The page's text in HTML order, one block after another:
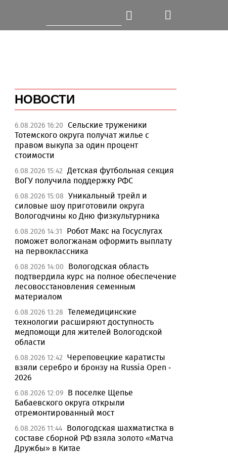
НОВОСТИ
6.08.2026 16:20 Сельские труженики
Тотемского округа получат жилье с
правом выкупа за один процент
стоимости
6.08.2026 15:42 Детская футбольная секция
ВоГУ получила поддержку РФС
6.08.2026 15:08 Уникальный трейл и
силовые шоу приготовили округа
Вологодчины ко Дню физкультурника
6.08.2026 14:31
Робот Макс на Госуслугах
поможет вологжанам оформить выплату
на первоклассника
6.08.2026 14:00
Вологодская область
подтвердила курс на полное обеспечение
лесовосстановления семенным
материалом
6.08.2026 13:28 Телемедицинские
технологии расширяют доступность
медпомощи для жителей Вологодской
области
6.08.2026 12:42 Череповецкие каратисты
взяли серебро и бронзу на Russia Open -
2026
6.08.2026 12:09 В поселке Щепье
Бабаевского округа открыли
отремонтированный мост
6.08.2026 11:44 Вологодская шахматистка в
составе сборной РФ взяла золото «Матча
Дружбы» в Китае